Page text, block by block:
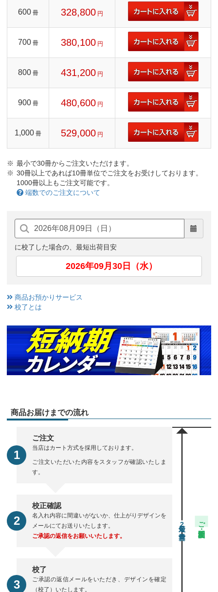
600 冊 328,800 円
700 冊 380,100 円
800 冊 431,200 円
900 冊 480,600 円
1,000 冊 529,000 円
最小で30冊からご注文いただけます。
30冊以上であれば10冊単位でご注文をお受けしております。
1000冊以上もご注文可能です。
端数でのご注文について
に校了した場合の、最短出荷目安
2026年09月30日（水）
商品お預かりサービス
校了とは
商品お届けまでの流れ
ご注文
当店はカート方式を採用しております。
ご注文いただいた内容をスタッフが確認いたしま
す。
校正確認
名入れ内容に間違いがないか、仕上がりデザインを
メールにてお送りいたします。
ご承認の返信をお願いいたします。
校了
ご承認の返信メールをいただき、デザインを確定
（校了）いたします。
2 ご注文・校正期間